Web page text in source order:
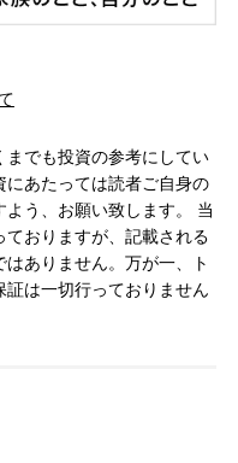
でも投資の参考にしてい
あたっては読者ご自身の
う、お願い致します。 当
おりますが、記載される
ありません。万が一、ト
は一切行っておりません